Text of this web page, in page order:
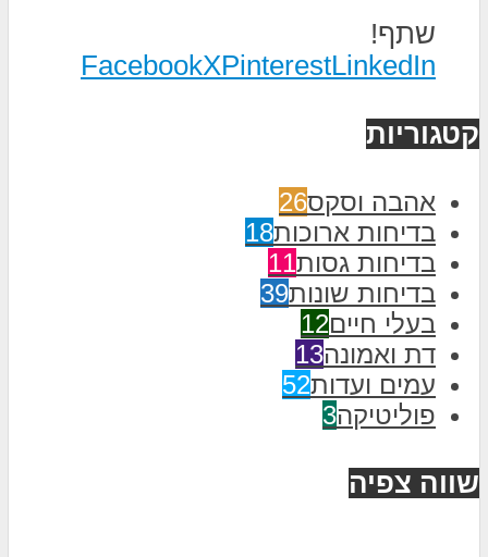
שתף!
FacebookXPinterestLinkedIn
קטגוריות
אהבה וסקס26
בדיחות ארוכות18
בדיחות גסות11
בדיחות שונות39
בעלי חיים12
דת ואמונה13
עמים ועדות52
פוליטיקה3
שווה צפיה